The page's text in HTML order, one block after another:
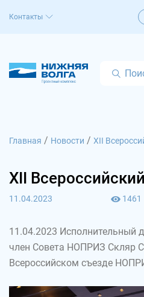
Контакты
Главная / Новости / XII
XII
11.04.2023 1461
11.04.2023 Исполнительный
член Совета НОПРИЗ Скляр
Всероссийском съезде